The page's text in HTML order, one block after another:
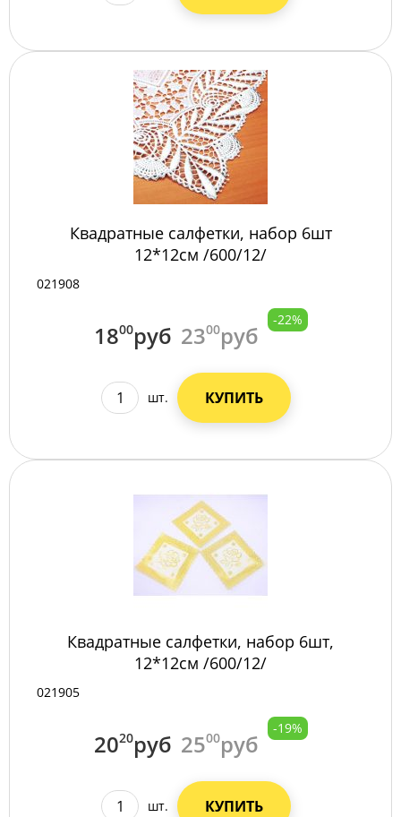
Квадратные салфетки, набор 6шт
12*12см /600/12/
021908
1800руб 2300руб
-22%
шт. КУПИТЬ
Квадратные салфетки, набор 6шт,
12*12см /600/12/
021905
2020руб 2500руб
-19%
шт. КУПИТЬ